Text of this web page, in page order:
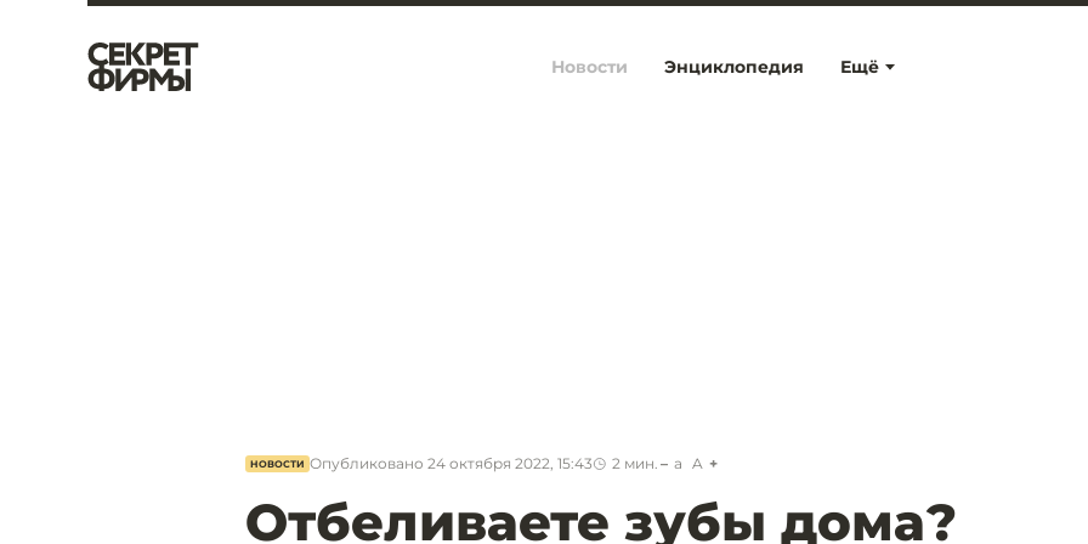
Ещё
Новости Энциклопедия
НОВОСТИ Опубликовано 24 октября 2022, 15:43 2 мин. a A
Отбеливаете зубы дома?